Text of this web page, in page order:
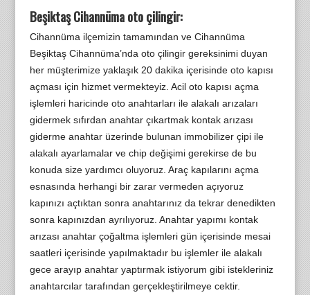
Beşiktaş Cihannüma oto çilingir:
Cihannüma ilçemizin tamamından ve Cihannüma
Beşiktaş Cihannüma’nda oto çilingir gereksinimi duyan
her müşterimize yaklaşık 20 dakika içerisinde oto kapısı
açması için hizmet vermekteyiz. Acil oto kapısı açma
işlemleri haricinde oto anahtarları ile alakalı arızaları
gidermek sıfırdan anahtar çıkartmak kontak arızası
giderme anahtar üzerinde bulunan immobilizer çipi ile
alakalı ayarlamalar ve chip değişimi gerekirse de bu
konuda size yardımcı oluyoruz. Araç kapılarını açma
esnasında herhangi bir zarar vermeden açıyoruz
kapınızı açtıktan sonra anahtarınız da tekrar denedikten
sonra kapınızdan ayrılıyoruz. Anahtar yapımı kontak
arızası anahtar çoğaltma işlemleri gün içerisinde mesai
saatleri içerisinde yapılmaktadır bu işlemler ile alakalı
gece arayıp anahtar yaptırmak istiyorum gibi istekleriniz
anahtarcılar tarafından gerçekleştirilmeye cektir.